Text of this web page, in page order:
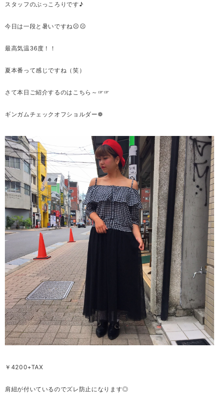
スタッフのぶっころりです♪
今日は一段と暑いですね☹☹
最高気温36度！！
夏本番って感じですね（笑）
さて本日ご紹介するのはこちら～☞☞
ギンガムチェックオフショルダー❁
￥4200+TAX
肩紐が付いているのでズレ防止になります◎